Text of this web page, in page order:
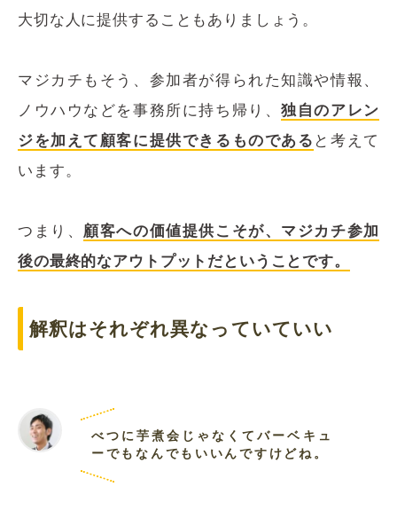
大切な人に提供することもありましょう。
マジカチもそう、参加者が得られた知識や情報、
ノウハウなどを事務所に持ち帰り、独自のアレン
ジを加えて顧客に提供できるものである と考えて
います。
つまり、 顧客への価値提供こそが、マジカチ参加
後の最終的なアウトプットだということです。
解釈はそれぞれ異なっていていい
べつに芋煮会じゃなくてバーベキュ
ーでもなんでもいいんですけどね。